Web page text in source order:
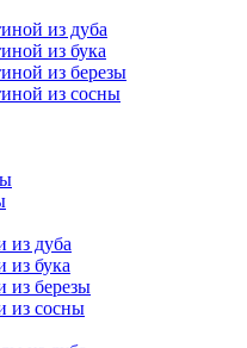
из дуба
из бука
из березы
из сосны
из дуба
из бука
из березы
из сосны